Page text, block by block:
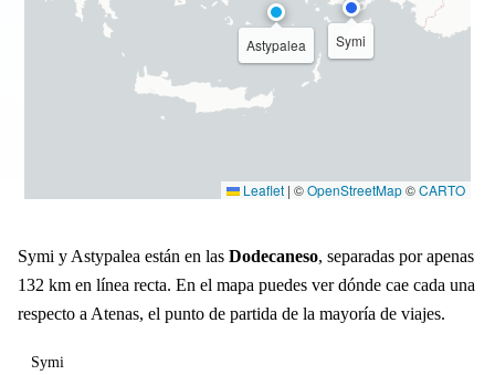
Symi
Astypalea
Leaflet | ©OpenStreetMap©CARTO
Symi y Astypalea están en las Dodecaneso, separadas por apenas
132 km en línea recta. En el mapa puedes ver dónde cae cada una
respecto a Atenas, el punto de partida de la mayoría de viajes.
Symi